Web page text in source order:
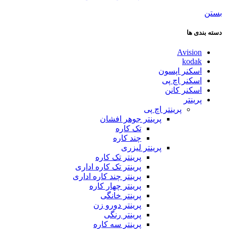
بستن
دسته بندی ها
Avision
kodak
اسکنر اپسون
اسکنر اچ پی
اسکنر کانن
پرینتر
پرینتر اچ پی
پرینتر جوهر افشان
تک کاره
چند کاره
پرینتر لیزری
پرینتر تک کاره
پرینتر تک کاره اداری
پرینتر چند کاره اداری
پرینتر چهار کاره
پرینتر خانگی
پرینتر دورو زن
پرینتر رنگی
پرینتر سه کاره